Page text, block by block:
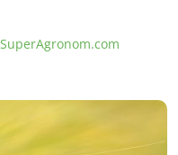
SuperAgronom.com